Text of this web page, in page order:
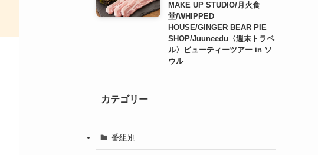
MAKE UP STUDIO/月火食
堂/WHIPPED
HOUSE/GINGER BEAR PIE
SHOP/Juuneedu〈週末トラベ
ル〉ビューティーツアー in ソ
ウル
カテゴリー
番組別